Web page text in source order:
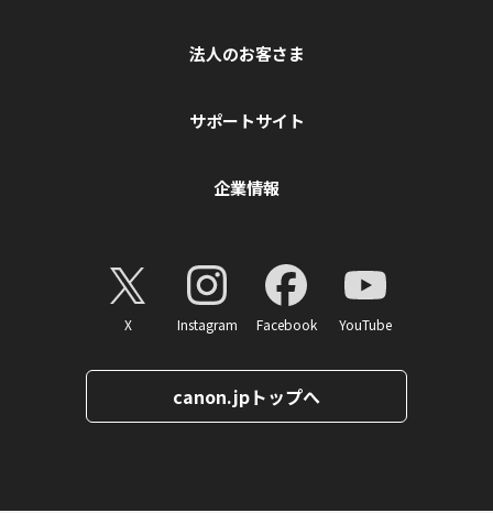
法人のお客さま
サポートサイト
企業情報
X Instagram Facebook YouTube
canon.jpトップへ